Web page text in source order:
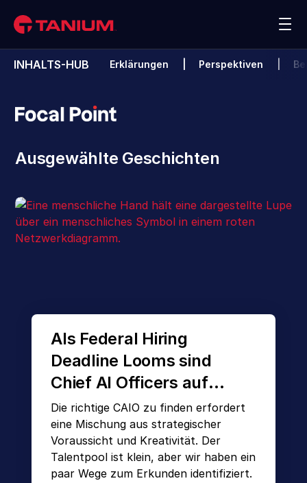
Plattform
Lösungen
Kunden
Partner
Ressourcen
Kontakt
INHALTS-HUB Erklärungen Perspektiven
Ausgewählte Geschichten
Als Federal Hiring
Deadline Looms sind
Chief AI Officers auf
Nachfrage. Hier finden
Sie Ihre
Die richtige CAIO zu finden erfordert
eine Mischung aus strategischer
Voraussicht und Kreativität. Der
Talentpool ist klein, aber wir haben ein
paar Wege zum Erkunden identifiziert.